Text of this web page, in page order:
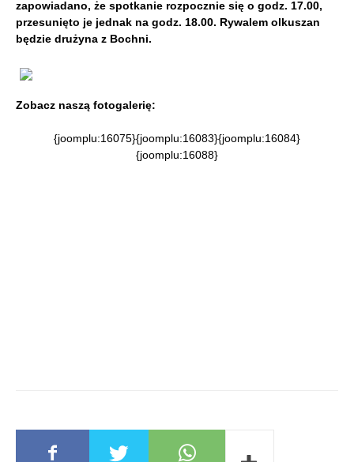
zapowiadano, że spotkanie rozpocznie się o godz. 17.00,
przesunięto je jednak na godz. 18.00. Rywalem olkuszan
będzie drużyna z Bochni.
Zobacz naszą fotogalerię:
{joomplu:16075}{joomplu:16083}{joomplu:16084}
{joomplu:16088}